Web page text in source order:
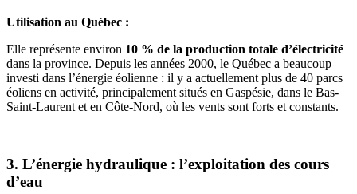
Utilisation au Québec :
Elle représente environ 10 % de la production totale d’électricité
dans la province. Depuis les années 2000, le Québec a beaucoup
investi dans l’énergie éolienne : il y a actuellement plus de 40 parcs
éoliens en activité, principalement situés en Gaspésie, dans le Bas-
Saint-Laurent et en Côte-Nord, où les vents sont forts et constants.
3. L’énergie hydraulique : l’exploitation des cours
d’eau